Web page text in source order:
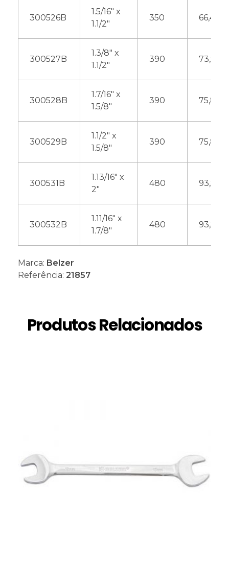
300526B
1.5/16″ x
1.1/2″
350 66,40
300527B
1.3/8″ x
1.1/2″
390 73,90
300528B
1.7/16″ x
1.5/8″
390 75,80
300529B
1.1/2″ x
1.5/8″
390 75,80
300531B
1.13/16″ x
2″
480 93,80
300532B
1.11/16″ x
1.7/8″
480 93,80
Marca: Belzer
Referência: 21857
Produtos Relacionados